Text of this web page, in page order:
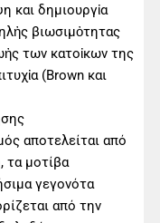
και δημιουργἰα
βιωσιμὀτητας
των κατοἰκων της
(Brown και
αποτελείται από
τα μοτίβα
γεγονότα
από την